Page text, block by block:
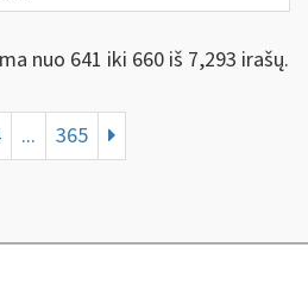
nuo 641 iki 660 iš 7,293 irašų.
... 365